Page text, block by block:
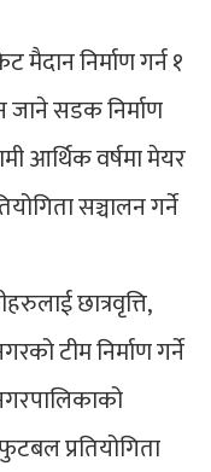
निर्माण गर्न १
सडक निर्माण
आर्थिक वर्षमा मेयर
सञ्चालन गर्ने
छात्रवृत्ति,
टीम निर्माण गर्ने
प्रतियोगिता